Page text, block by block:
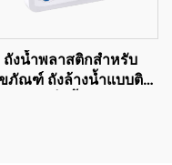
ถังน้ำพลาสติกสำหรับ
ภัณฑ์ ถังล้างน้ำแบบติด